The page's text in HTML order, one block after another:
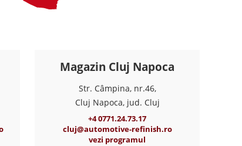
Magazin Cluj Napoca
Str. Câmpina, nr.46,
Cluj Napoca, jud. Cluj
+4 0771.24.73.17
cluj@automotive-refinish.ro
vezi programul